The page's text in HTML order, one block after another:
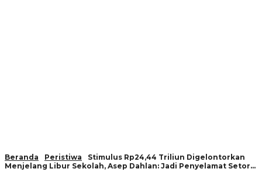
Beranda Peristiwa
Stimulus Rp24,44 Triliun Digelontorkan
Menjelang Libur Sekolah, Asep Dahlan: Jadi Penyelamat Setor...